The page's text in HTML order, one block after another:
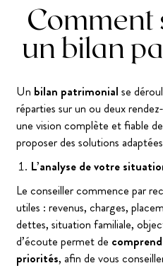
Comment
un bilan
​​Un bilan patrimonial se
réparties sur un ou deux
une vision complète et fiable
proposer des solutions
L’analyse de votre
Le conseiller commence par
utiles : revenus, charges,
dettes, situation familiale,
d’écoute permet de
priorités, afin de vous